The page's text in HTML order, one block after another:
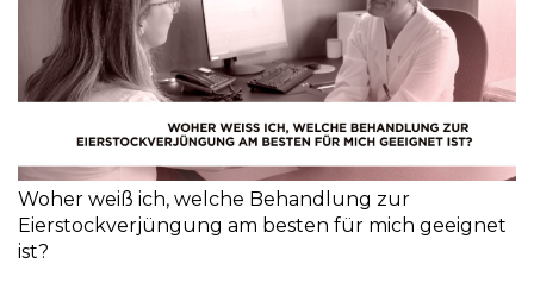
Woher weiß ich, welche Behandlung zur
Eierstockverjüngung am besten für mich geeignet
ist?